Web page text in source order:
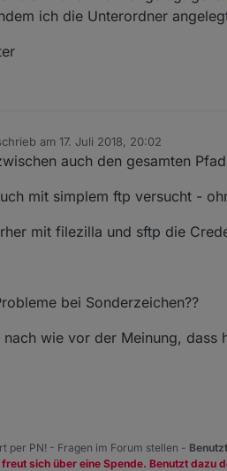
ich die Unterordner
am 17. Juli 2018, 20:02
editiert von
auch den gesamten
mit simplem ftp versucht -
mit filezilla und sftp die
bei Sonderzeichen??
nach wie vor der Meinung, dass
per PN! - Fragen im Forum stellen -
sich über eine Spende. Benutzt dazu